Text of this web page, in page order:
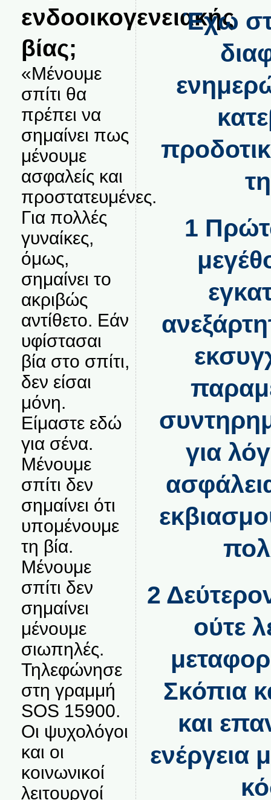
ενδοοικογενειακής
βίας;
«Μένουμε
σπίτι θα
πρέπει να
σημαίνει πως
μένουμε
ασφαλείς και
προστατευμένες.
Για πολλές
γυναίκες,
όμως,
σημαίνει το
ακριβώς
αντίθετο. Εάν
υφίστασαι
βία στο σπίτι,
δεν είσαι
μόνη.
Είμαστε εδώ
για σένα.
Μένουμε
σπίτι δεν
σημαίνει ότι
υπομένουμε
τη βία.
Μένουμε
σπίτι δεν
σημαίνει
μένουμε
σιωπηλές.
Τηλεφώνησε
στη γραμμή
SOS 15900.
Οι ψυχολόγοι
και οι
κοινωνικοί
λειτουργοί
Έχω
1
για
2
ούτε
Σκόπια
και
ενέργεια